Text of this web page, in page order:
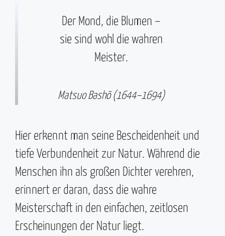
Der Mond, die Blumen –
sie sind wohl die wahren
Meister.
Matsuo Bashō (1644–1694)
Hier erkennt man seine Bescheidenheit und
tiefe Verbundenheit zur Natur. Während die
Menschen ihn als großen Dichter verehren,
erinnert er daran, dass die wahre
Meisterschaft in den einfachen, zeitlosen
Erscheinungen der Natur liegt.